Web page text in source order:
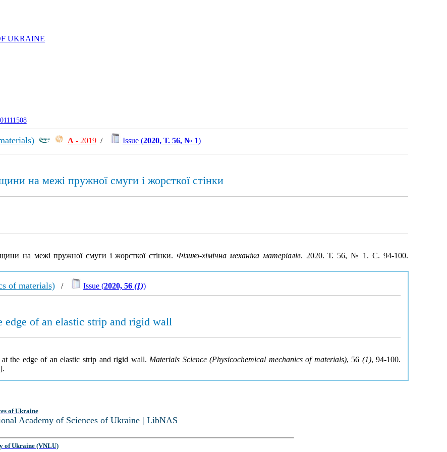
UKRAINE
А - 2019/ Issue (2020, Т. 56, № 1)
на межі пружної смуги і жорсткої стінки
на межі пружної смуги і жорсткої стінки. Фізико-хімічна механіка матеріалів. 2020. Т. 56, № 1. С. 94-100.
of materials)/ Issue (2020, 56 (1))
of an elastic strip and rigid wall
the edge of an elastic strip and rigid wall. Materials Science (Physicochemical mechanics of materials), 56 (1), 94-100.
of Ukraine
Academy of Sciences of Ukraine | LibNAS
of Ukraine (VNLU)